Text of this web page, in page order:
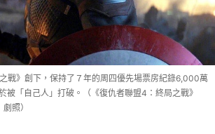
戰》創下，保持了７年的周四優先場票房紀錄6,000萬
被「自己人」打破。（《復仇者聯盟4：終局之戰》
照）